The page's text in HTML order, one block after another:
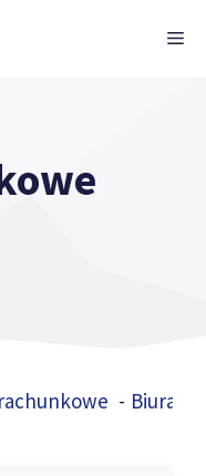
Biura